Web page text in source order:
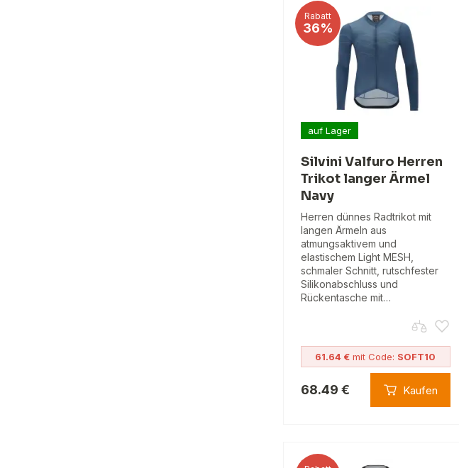
Rabatt
36%
auf Lager
Silvini Valfuro Herren
Trikot langer Ärmel
Navy
Herren dünnes Radtrikot mit
langen Ärmeln aus
atmungsaktivem und
elastischem Light MESH,
schmaler Schnitt, rutschfester
Silikonabschluss und
Rückentasche mit…
61.64 € mit Code: SOFT10
68.49 € Kaufen